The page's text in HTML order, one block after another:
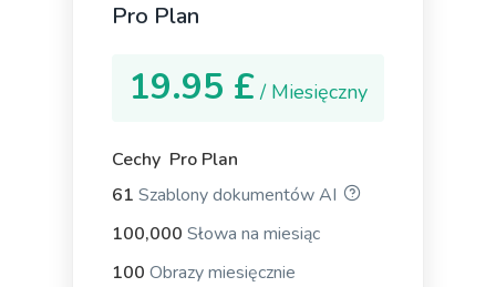
your reader's attention and interest.
Pro Plan
19.95 £ / Miesięczny
Cechy Pro Plan
61 Szablony dokumentów AI
100,000 Słowa na miesiąc
100 Obrazy miesięcznie